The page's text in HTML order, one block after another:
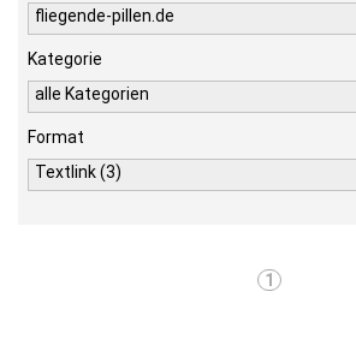
fliegende-pillen.de
Kategorie
alle Kategorien
Format
Textlink (3)
1